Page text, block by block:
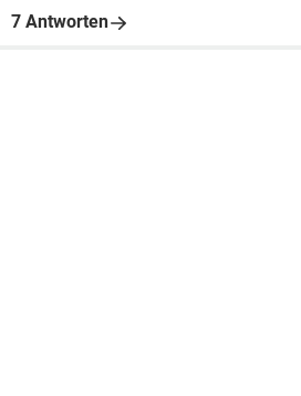
7 Antworten